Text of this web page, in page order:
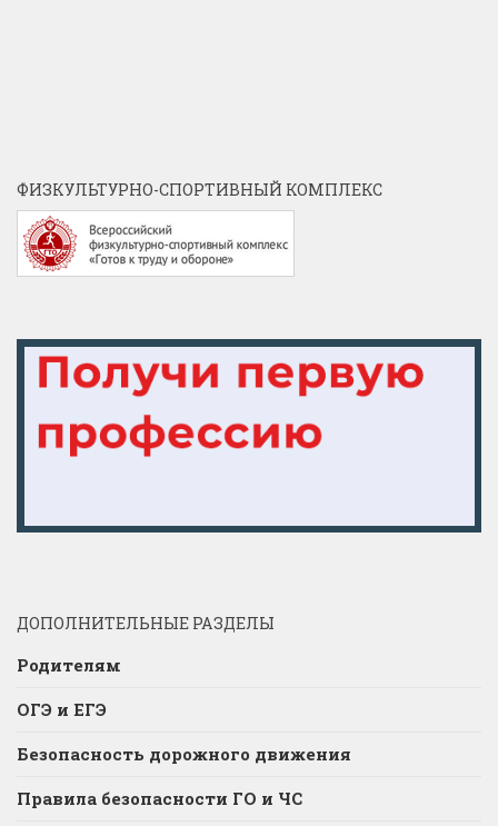
ФИЗКУЛЬТУРНО-СПОРТИВНЫЙ КОМПЛЕКС
ДОПОЛНИТЕЛЬНЫЕ РАЗДЕЛЫ
Родителям
ОГЭ и ЕГЭ
Безопасность дорожного движения
Правила безопасности ГО и ЧС